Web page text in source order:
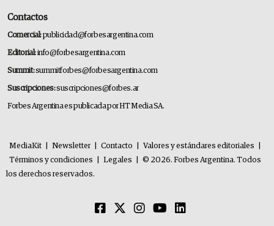
Contactos
Comercial:publicidad@forbesargentina.com
Editorial:info@forbesargentina.com
Summit:summitforbes@forbesargentina.com
Suscripciones:suscripciones@forbes.ar
Forbes Argentina es publicada por HT Media SA.
MediaKit Newsletter Contacto Valores y estándares editoriales
Términos y condiciones
Legales
© 2026. Forbes Argentina. Todos
los derechos reservados.